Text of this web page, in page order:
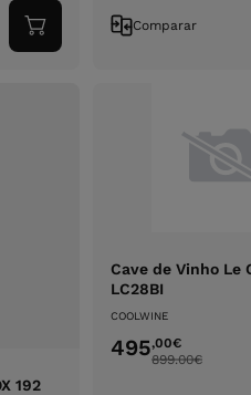
Adicionar
ao
Comparar
192
Cave de Vinho Le
LC28BI
COOLWINE
495,00€
899.00€